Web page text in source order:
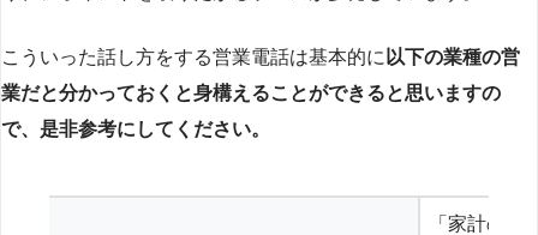
こういった話し方をする営業電話は基本的に 以下の業種の営
業だと分かっておくと身構えることができると思いますの
で、是非参考にしてください。
「家計の見